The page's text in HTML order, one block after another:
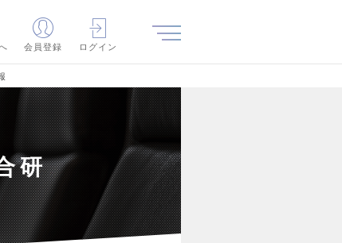
会員登録 ログイン
研